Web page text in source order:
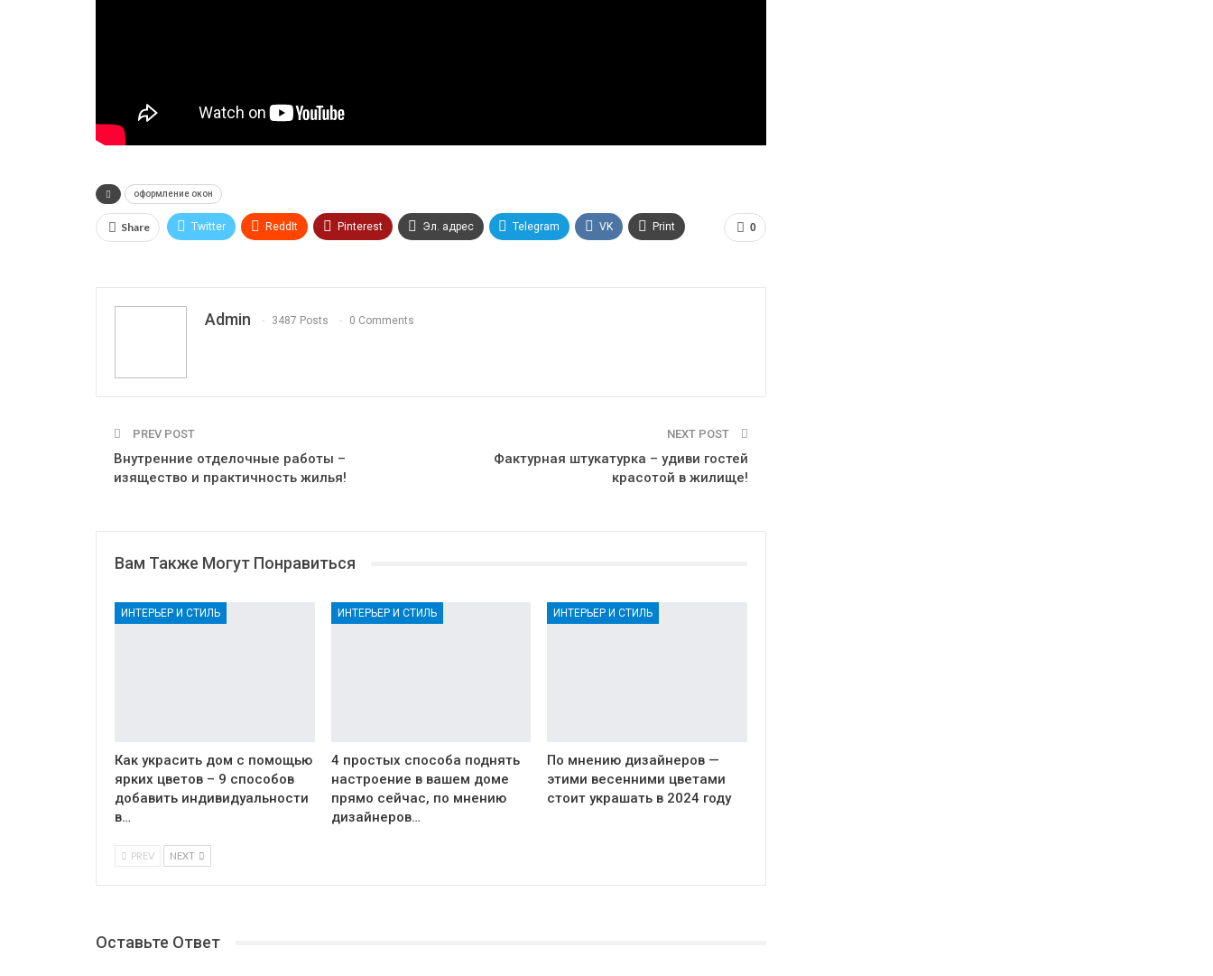
оформление окон
0
Share Twitter ReddIt Pinterest Эл. адрес Telegram VK Print
Admin 3487 Posts 0 Comments
PREV POST
Внутренние отделочные работы –
изящество и практичность жилья!
NEXT POST
Фактурная штукатурка – удиви гостей
красотой в жилище!
Вам Также Могут Понравиться
ИНТЕРЬЕР И СТИЛЬ
Как украсить дом с помощью
ярких цветов – 9 способов
добавить индивидуальности
в…
ИНТЕРЬЕР И СТИЛЬ
4 простых способа поднять
настроение в вашем доме
прямо сейчас, по мнению
дизайнеров…
ИНТЕРЬЕР И СТИЛЬ
По мнению дизайнеров —
этими весенними цветами
стоит украшать в 2024 году
PREV NEXT
Оставьте Ответ